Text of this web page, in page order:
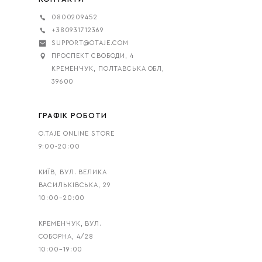
0800209452
+380931712369
SUPPORT@OTAJE.COM
ПРОСПЕКТ СВОБОДИ, 4
КРЕМЕНЧУК, ПОЛТАВСЬКА ОБЛ,
39600
ГРАФІК РОБОТИ
O.TAJE ONLINE STORE
9:00-20:00
КИЇВ, ВУЛ. ВЕЛИКА
ВАСИЛЬКІВСЬКА, 29
10:00–20:00
КРЕМЕНЧУК, ВУЛ.
СОБОРНА, 4/28
10:00–19:00